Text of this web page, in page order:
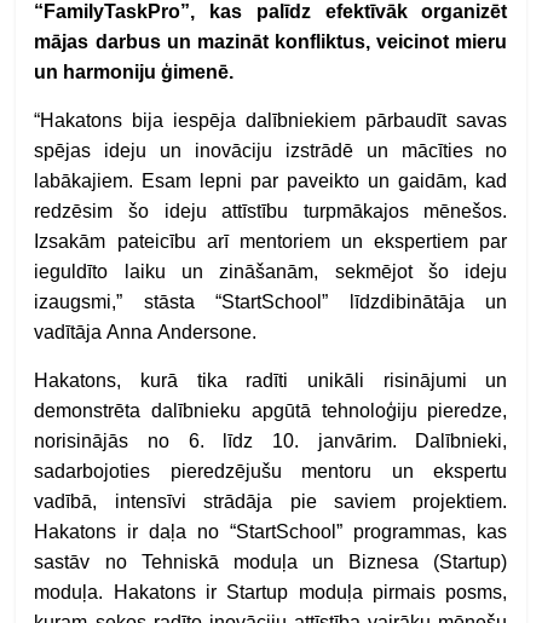
“FamilyTaskPro”, kas palīdz efektīvāk organizēt
mājas darbus un mazināt konfliktus, veicinot mieru
un harmoniju ģimenē.
“Hakatons bija iespēja dalībniekiem pārbaudīt savas
spējas ideju un inovāciju izstrādē un mācīties no
labākajiem. Esam lepni par paveikto un gaidām, kad
redzēsim šo ideju attīstību turpmākajos mēnešos.
Izsakām pateicību arī mentoriem un ekspertiem par
ieguldīto laiku un zināšanām, sekmējot šo ideju
izaugsmi,” stāsta “StartSchool” līdzdibinātāja un
vadītāja Anna Andersone.
Hakatons, kurā tika radīti unikāli risinājumi un
demonstrēta dalībnieku apgūtā tehnoloģiju pieredze,
norisinājās no 6. līdz 10. janvārim. Dalībnieki,
sadarbojoties pieredzējušu mentoru un ekspertu
vadībā, intensīvi strādāja pie saviem projektiem.
Hakatons ir daļa no “StartSchool” programmas, kas
sastāv no Tehniskā moduļa un Biznesa (Startup)
moduļa. Hakatons ir Startup moduļa pirmais posms,